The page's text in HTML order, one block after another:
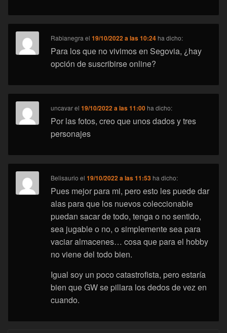
Rabianegra el19/10/2022 a las 10:24 ha dicho:
Para los que no vivimos en Segovia, ¿hay
opción de suscribirse online?
uncavarel19/10/2022 a las 11:00 ha dicho:
Por las fotos, creo que unos dados y tres
personajes
Belisaurio el19/10/2022 a las 11:53 ha dicho:
Pues mejor para mi, pero esto les puede dar
alas para que los nuevos coleccionable
puedan sacar de todo, tenga o no sentido,
sea jugable o no, o simplemente sea para
vaciar almacenes… cosa que para el hobby
no viene del todo bien.
Igual soy un poco catastrofista, pero estaría
bien que GW se pillara los dedos de vez en
cuando.